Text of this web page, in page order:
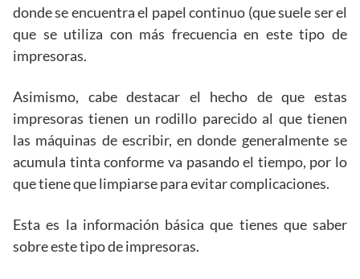
donde se encuentra el papel continuo (que suele ser el
que se utiliza con más frecuencia en este tipo de
impresoras.
Asimismo, cabe destacar el hecho de que estas
impresoras tienen un rodillo parecido al que tienen
las máquinas de escribir, en donde generalmente se
acumula tinta conforme va pasando el tiempo, por lo
que tiene que limpiarse para evitar complicaciones.
Esta es la información básica que tienes que saber
sobre este tipo de impresoras.